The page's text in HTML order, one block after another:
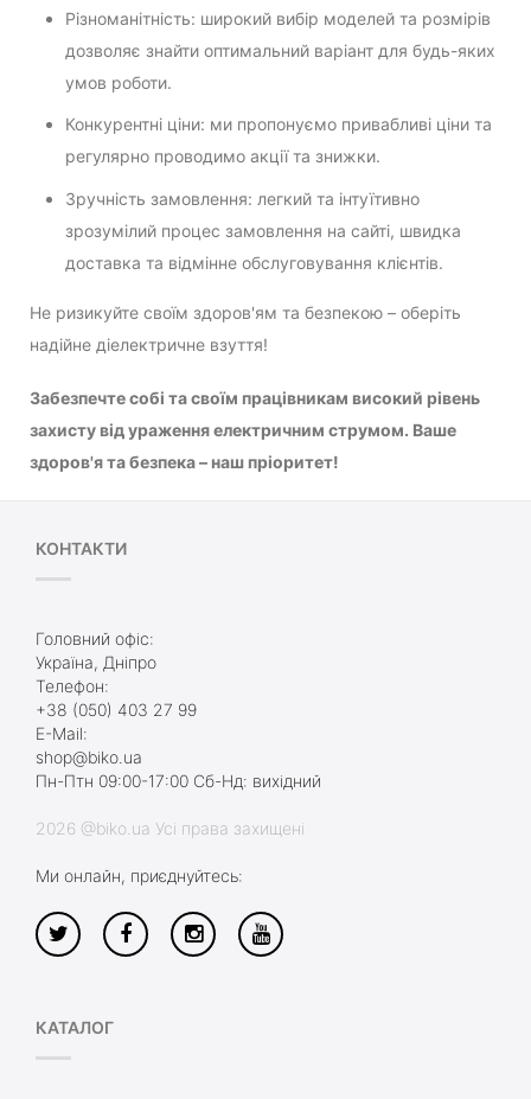
Різноманітність: широкий вибір моделей та розмірів
дозволяє знайти оптимальний варіант для будь-яких
умов роботи.
Конкурентні ціни: ми пропонуємо привабливі ціни та
регулярно проводимо акції та знижки.
Зручність замовлення: легкий та інтуїтивно
зрозумілий процес замовлення на сайті, швидка
доставка та відмінне обслуговування клієнтів.
Не ризикуйте своїм здоров'ям та безпекою – оберіть
надійне діелектричне взуття!
Забезпечте собі та своїм працівникам високий рівень
захисту від ураження електричним струмом. Ваше
здоров'я та безпека – наш пріоритет!
КОНТАКТИ
Головний офіс:
Україна, Дніпро
Телефон:
+38 (050) 403 27 99
E-Mail:
shop@biko.ua
Пн-Птн 09:00-17:00 Сб-Нд: вихідний
2026 @biko.ua Усі права захищені
Ми онлайн, приєднуйтесь:
КАТАЛОГ